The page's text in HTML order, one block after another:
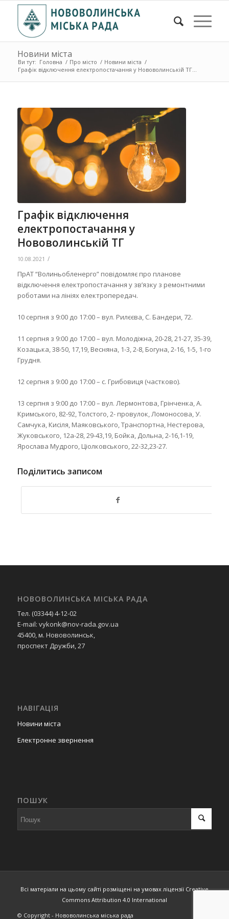
Новини міста
Ви тут: Головна / Про місто / Новини міста /
Графік відключення електропостачання у Нововолинській ТГ...
Графік відключення
електропостачання у
Нововолинській ТГ
10.08.2021 /
ПрАТ “Волиньобленерго” повідомляє про планове
відключення електропостачання у зв’язку з ремонтними
роботами на лініях електропередач.
10 серпня з 9:00 до 17:00 – вул. Рилєєва, С. Бандери, 72.
11 серпня з 9:00 до 17:00 – вул. Молодіжна, 20-28, 21-27, 35-39,
Козацька, 38-50, 17,19, Весняна, 1-3, 2-8, Богуна, 2-16, 1-5, 1-го
Грудня.
12 серпня з 9:00 до 17:00 – с. Грибовиця (частково).
13 серпня з 9:00 до 17:00 – вул. Лермонтова, Грінченка, А.
Кримського, 82-92, Толстого, 2- провулок, Ломоносова, У.
Самчука, Кисіля, Маяковського, Транспортна, Нестерова,
Жуковського, 12а-28, 29-43,19, Бойка, Дольна, 2-16,1-19,
Ярослава Мудрого, Ціолковського, 22-32,23-27.
Поділитись записом
НОВОВОЛИНСЬКА МІСЬКА РАДА
Тел. (03344) 4-12-02
E-mail: vykonk@nov-rada.gov.ua
45400, м. Нововолинськ,
проспект Дружби, 27
НАВІГАЦІЯ
Новини міста
Електронне звернення
ПОШУК
Всі матеріали на цьому сайті розміщені на умовах ліцензії Creative
Commons Attribution 4.0 International
© Copyright - Нововолинська міська рада